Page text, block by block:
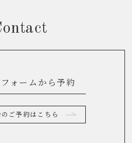
ォームから予約
ご予約はこちら